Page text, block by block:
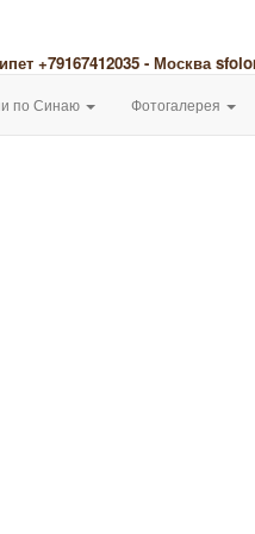
+79167412035 - Москва
по Синаю Фотогалерея